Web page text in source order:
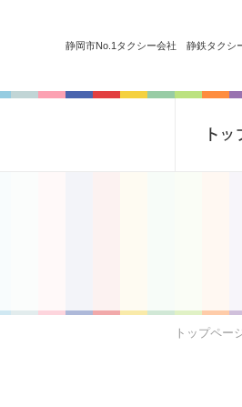
静岡市No.1タクシー会社 静鉄タクシ
トップペー